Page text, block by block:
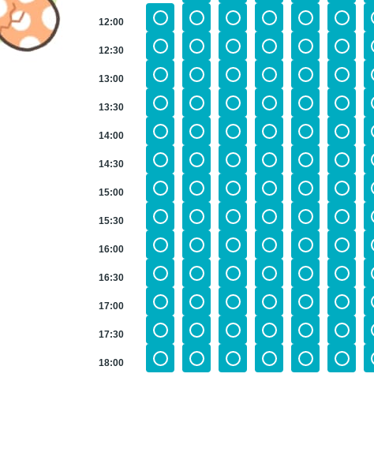
12:00
12:30
13:00
13:30
14:00
14:30
15:00
15:30
16:00
16:30
17:00
17:30
18:00